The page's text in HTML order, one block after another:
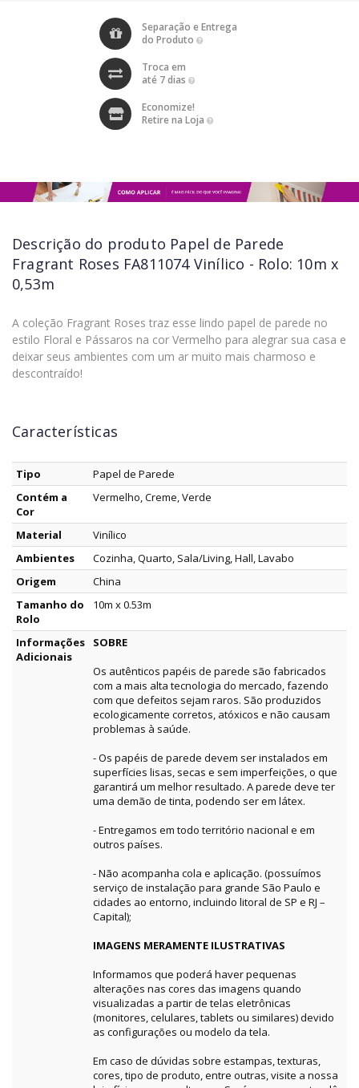
Separação e Entrega
do Produto
Troca em
até 7 dias
Economize!
Retire na Loja
Descrição do produto Papel de Parede
Fragrant Roses FA811074 Vinílico - Rolo: 10m x
0,53m
A coleção Fragrant Roses traz esse lindo papel de parede no
estilo Floral e Pássaros na cor Vermelho para alegrar sua casa e
deixar seus ambientes com um ar muito mais charmoso e
descontraído!
Características
Tipo
Papel de Parede
Contém a
Cor
Vermelho, Creme, Verde
Material
Vinílico
Ambientes
Cozinha, Quarto, Sala/Living, Hall, Lavabo
Origem
China
Tamanho do
Rolo
10m x 0.53m
Informações
Adicionais
SOBRE
Os autênticos papéis de parede são fabricados
com a mais alta tecnologia do mercado, fazendo
com que defeitos sejam raros. São produzidos
ecologicamente corretos, atóxicos e não causam
problemas à saúde.
- Os papéis de parede devem ser instalados em
superfícies lisas, secas e sem imperfeições, o que
garantirá um melhor resultado. A parede deve ter
uma demão de tinta, podendo ser em látex.
- Entregamos em todo território nacional e em
outros países.
- Não acompanha cola e aplicação. (possuímos
serviço de instalação para grande São Paulo e
cidades ao entorno, incluindo litoral de SP e RJ –
Capital);
IMAGENS MERAMENTE ILUSTRATIVAS
Informamos que poderá haver pequenas
alterações nas cores das imagens quando
visualizadas a partir de telas eletrônicas
(monitores, celulares, tablets ou similares) devido
as configurações ou modelo da tela.
Em caso de dúvidas sobre estampas, texturas,
cores, tipo de produto, entre outras, visite a nossa